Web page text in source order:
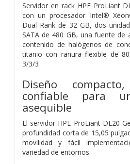
Servidor en rack HPE ProLiant
con un procesador Intel®
Dual Rank de 32 GB, dos
SATA de 480 GB, una fuente de
contenido de halógenos de
titanio con ranura flexible de
3/3/3
Diseño
confiable para
asequible
El servidor HPE ProLiant DL20
profundidad corta de 15,05
movilidad y fácil
variedad de entornos.